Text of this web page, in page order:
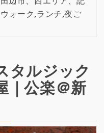
ウォーク ,ランチ,夜ご
タルジック
｜公楽＠新